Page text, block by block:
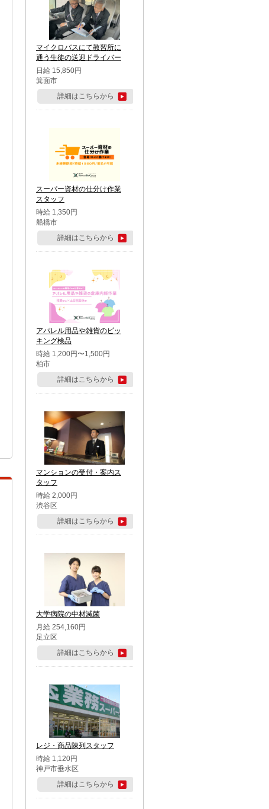
マイクロバスにて教習所に
通う生徒の送迎ドライバー
日給 15,850円
箕面市
詳細はこちらから
スーパー資材の仕分け作業
スタッフ
時給 1,350円
船橋市
詳細はこちらから
アパレル用品や雑貨のピッ
キング検品
時給 1,200円〜1,500円
柏市
詳細はこちらから
マンションの受付・案内ス
タッフ
時給 2,000円
渋谷区
詳細はこちらから
大学病院の中材滅菌
月給 254,160円
足立区
詳細はこちらから
レジ・商品陳列スタッフ
時給 1,120円
神戸市垂水区
詳細はこちらから